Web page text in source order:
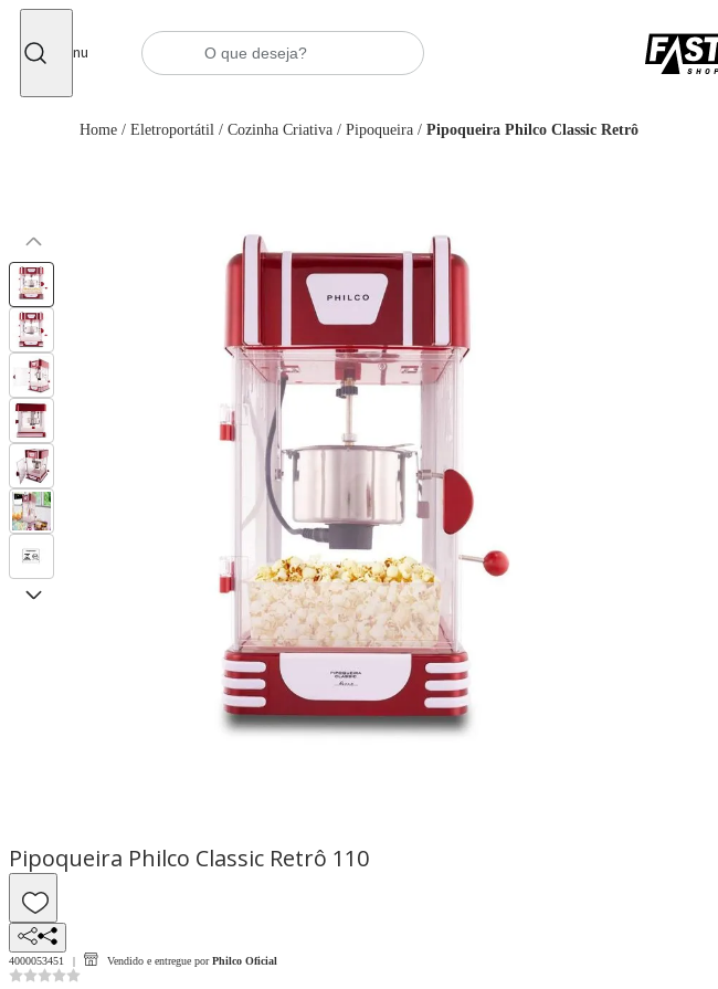
Menu
Home / Eletroportátil / Cozinha Criativa / Pipoqueira / Pipoqueira Philco Classic Retrô
Pipoqueira Philco Classic Retrô 110
4000053451 Vendido e entregue por Philco Oficial